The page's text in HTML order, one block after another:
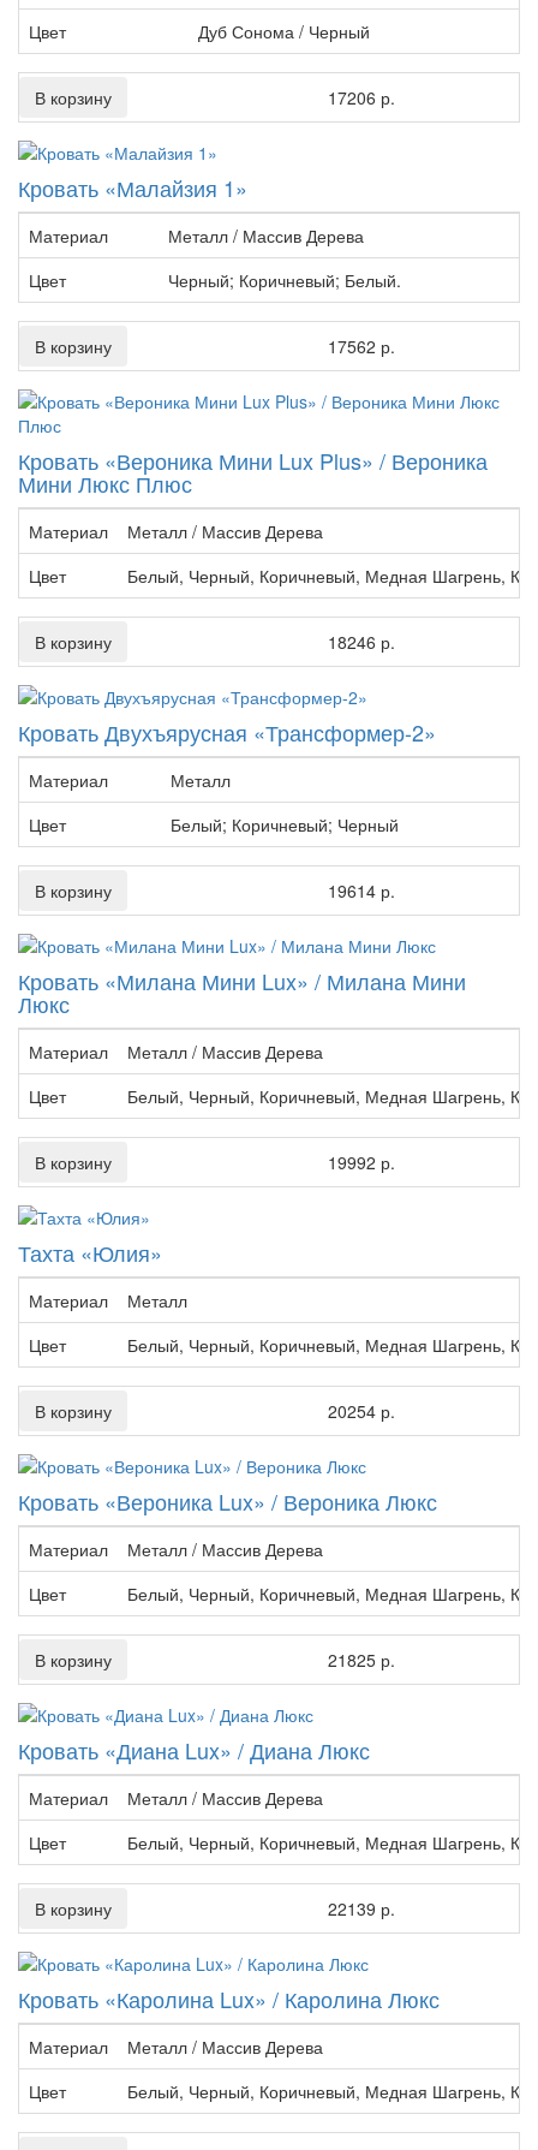
Цвет
Дуб Сонома / Черный
В корзину 17206 р.
Кровать «Малайзия 1»
Материал
Металл / Массив Дерева
Цвет
Черный; Коричневый; Белый.
В корзину 17562 р.
Кровать «Вероника Мини Lux Plus» / Вероника
Мини Люкс Плюс
Материал
Металл / Массив Дерева
Цвет
Белый, Черный, Коричневый, Медная Шагрень,
В корзину 18246 р.
Кровать Двухъярусная «Трансформер-2»
Материал
Металл
Цвет
Белый; Коричневый; Черный
В корзину 19614 р.
Кровать «Милана Мини Lux» / Милана Мини
Люкс
Материал
Металл / Массив Дерева
Цвет
Белый, Черный, Коричневый, Медная Шагрень,
В корзину 19992 р.
Тахта «Юлия»
Материал
Металл
Цвет
Белый, Черный, Коричневый, Медная Шагрень,
В корзину 20254 р.
Кровать «Вероника Lux» / Вероника Люкс
Материал
Металл / Массив Дерева
Цвет
Белый, Черный, Коричневый, Медная Шагрень,
В корзину 21825 р.
Кровать «Диана Lux» / Диана Люкс
Материал
Металл / Массив Дерева
Цвет
Белый, Черный, Коричневый, Медная Шагрень,
В корзину 22139 р.
Кровать «Каролина Lux» / Каролина Люкс
Материал
Металл / Массив Дерева
Цвет
Белый, Черный, Коричневый, Медная Шагрень,